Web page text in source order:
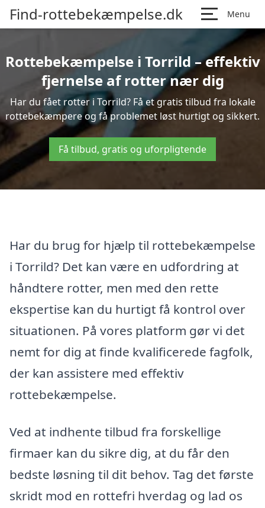
Find-rottebekæmpelse.dk Menu
Rottebekæmpelse i Torrild – effektiv
fjernelse af rotter nær dig
Har du fået rotter i Torrild? Få et gratis tilbud fra lokale
rottebekæmpere og få problemet løst hurtigt og sikkert.
Få tilbud, gratis og uforpligtende
Har du brug for hjælp til rottebekæmpelse
i Torrild? Det kan være en udfordring at
håndtere rotter, men med den rette
ekspertise kan du hurtigt få kontrol over
situationen. På vores platform gør vi det
nemt for dig at finde kvalificerede fagfolk,
der kan assistere med effektiv
rottebekæmpelse.
Ved at indhente tilbud fra forskellige
firmaer kan du sikre dig, at du får den
bedste løsning til dit behov. Tag det første
skridt mod en rottefri hverdag og lad os